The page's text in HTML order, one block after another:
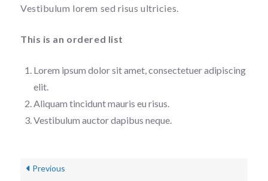
Vestibulum lorem sed risus ultricies.
This is an ordered list
Lorem ipsum dolor sit amet, consectetuer adipiscing
elit.
Aliquam tincidunt mauris eu risus.
Vestibulum auctor dapibus neque.
Previous